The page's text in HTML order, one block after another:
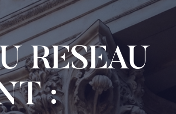
RESEAU
: